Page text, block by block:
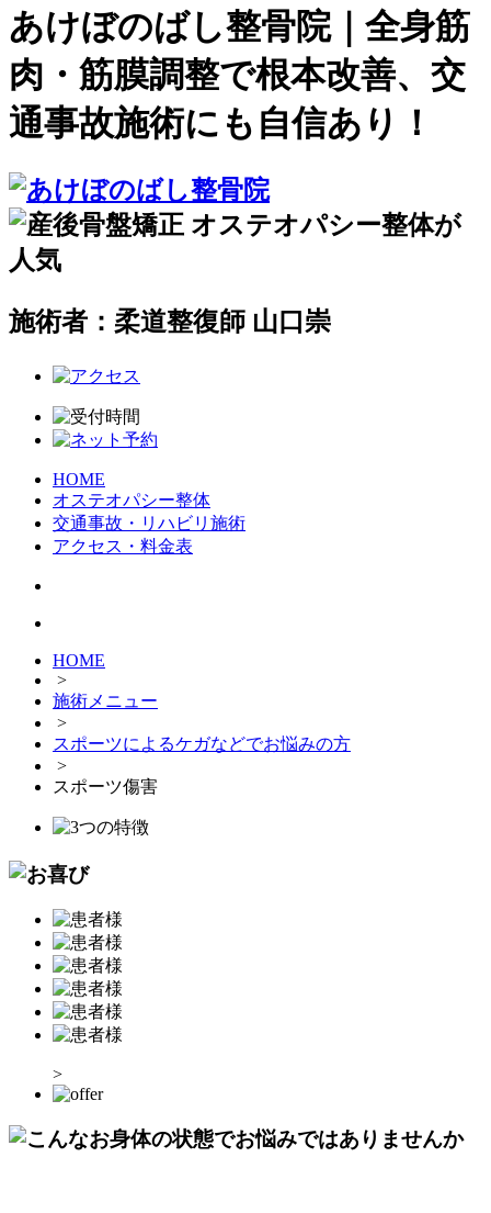
あけぼのばし整骨院｜全身筋
肉・筋膜調整で根本改善、交
通事故施術にも自信あり！
施術者：柔道整復師 山口崇
HOME
オステオパシー整体
交通事故・リハビリ施術
アクセス・料金表
HOME
>
施術メニュー
>
スポーツによるケガなどでお悩みの方
>
スポーツ傷害
>